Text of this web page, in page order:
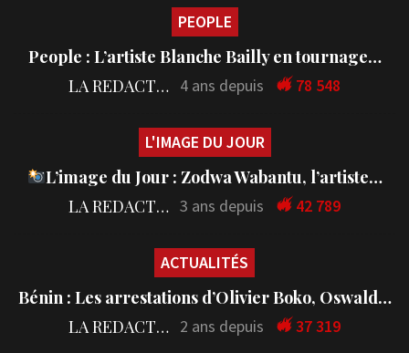
PEOPLE
People : L’artiste Blanche Bailly en tournage…
LA REDACTION 4 ans depuis 78 548
L'IMAGE DU JOUR
L’image du Jour : Zodwa Wabantu, l’artiste…
LA REDACTION 3 ans depuis 42 789
ACTUALITÉS
Bénin : Les arrestations d’Olivier Boko, Oswald…
LA REDACTION 2 ans depuis 37 319